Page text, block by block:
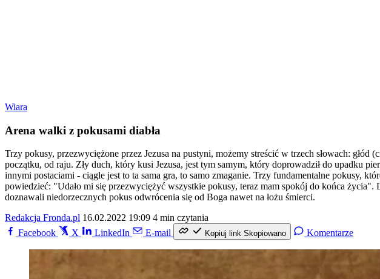
Wiara
Arena walki z pokusami diabła
Trzy pokusy, przezwyciężone przez Jezusa na pustyni, możemy streścić w trzech słowach:
początku, od raju. Zły duch, który kusi Jezusa, jest tym samym, który doprowadził do upadku
innymi postaciami - ciągle jest to ta sama gra, to samo zmaganie. Trzy fundamentalne pokusy,
powiedzieć: "Udało mi się przezwyciężyć wszystkie pokusy, teraz mam spokój do końca
doznawali niedorzecznych pokus odwrócenia się od Boga nawet na łożu śmierci.
Redakcja Fronda.pl 16.02.2022 19:09 4 min czytania
Facebook
X LinkedIn E-mail Kopiuj link Skopiowano Komentarze